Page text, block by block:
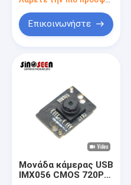
Επικοινωνήστε
Μονάδα κάμερας USB
IMX056 CMOS 720P